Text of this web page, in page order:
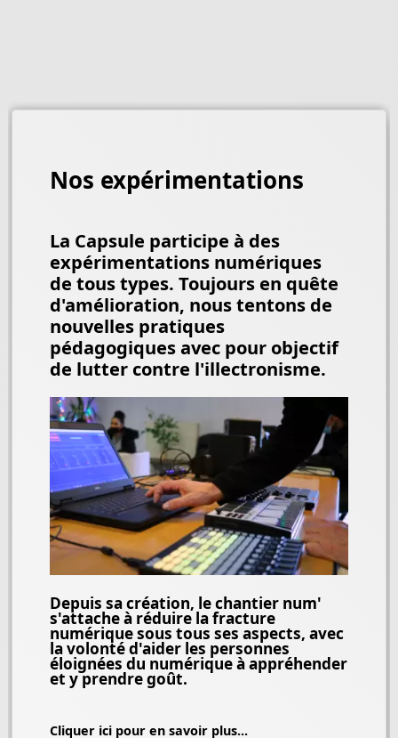
Nos expérimentations
La Capsule participe à des
expérimentations numériques
de tous types. Toujours en quête
d'amélioration, nous tentons de
nouvelles pratiques
pédagogiques avec pour objectif
de lutter contre l'illectronisme.
Depuis sa création, le chantier num'
s'attache à réduire la fracture
numérique sous tous ses aspects, avec
la volonté d'aider les personnes
éloignées du numérique à appréhender
et y prendre goût.
Cliquer ici pour en savoir plus...